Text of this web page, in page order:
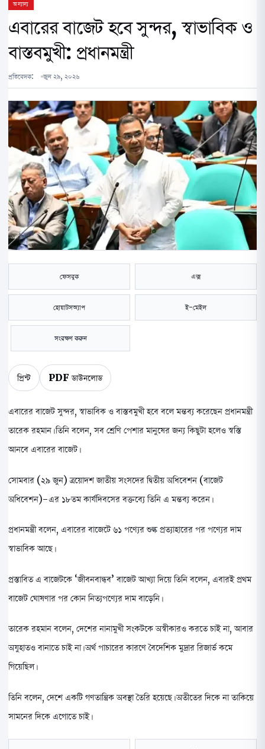
অন্যান্য
এবারের বাজেট হবে সুন্দর, স্বাভাবিক ও
বাস্তবমুখী: প্রধানমন্ত্রী
প্রতিবেদক: জুন ২৯, ২০২৬
ফেসবুক এক্স
হোয়াটসঅ্যাপ ই-মেইল
সংরক্ষণ করুন
প্রিন্ট PDF ডাউনলোড
এবারের বাজেট সুন্দর, স্বাভাবিক ও বাস্তবমুখী হবে বলে মন্তব্য করেছেন প্রধানমন্ত্রী
তারেক রহমান। তিনি বলেন, সব শ্রেণি পেশার মানুষের জন্য কিছুটা হলেও স্বস্তি
আনবে এবারের বাজেট।
সোমবার (২৯ জুন) ত্রয়োদশ জাতীয় সংসদের দ্বিতীয় অধিবেশন (বাজেট
অধিবেশন)-এর ১৮তম কার্যদিবসের বক্তব্যে তিনি এ মন্তব্য করেন।
প্রধানমন্ত্রী বলেন, এবারের বাজেটে ৬১ পণ্যের শুল্ক প্রত্যাহারের পর পণ্যের দাম
স্বাভাবিক আছে।
প্রস্তাবিত এ বাজেটকে ‘জীবনবান্ধব’ বাজেট আখ্যা দিয়ে তিনি বলেন, এবারই প্রথম
বাজেট ঘোষণার পর কোন নিত্যপণ্যের দাম বাড়েনি।
তারেক রহমান বলেন, দেশের নানামুখী সংকটকে অস্বীকারও করতে চাই না, আবার
অযুহাতও বানাতে চাই না। অর্থ পাচারের কারণে বৈদেশিক মুদ্রার রিজার্ভ কমে
গিয়েছিল।
তিনি বলেন, দেশে একটি গণতান্ত্রিক অবস্থা তৈরি হয়েছে। অতীতের দিকে না তাকিয়ে
সামনের দিকে এগোতে চাই।